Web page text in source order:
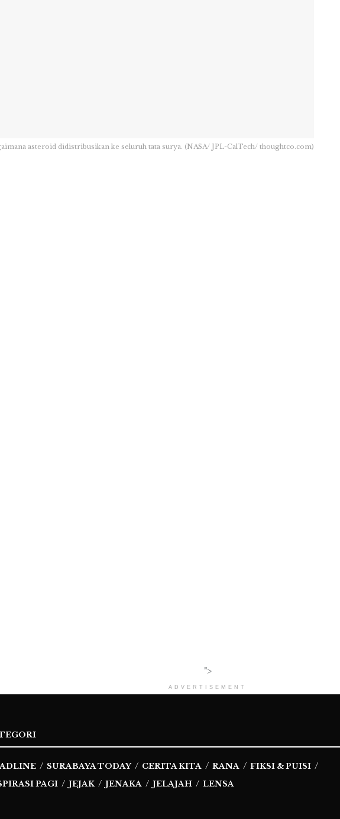
asteroid didistribusikan ke seluruh tata surya. (NASA/ JPL-CalTech/ thoughtco.com)
">
ADVERTISEMENT
SURABAYA TODAY CERITA KITA RANA
FIKSI & PUISI
PAGI
JEJAK JENAKA JELAJAH LENSA